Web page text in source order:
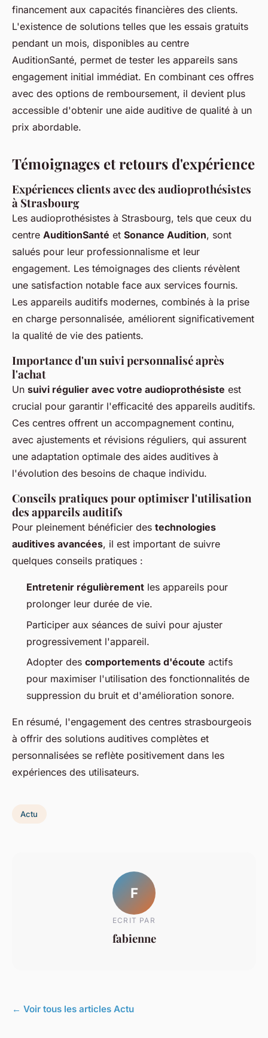
financement aux capacités financières des clients.
L'existence de solutions telles que les essais gratuits
pendant un mois, disponibles au centre
AuditionSanté, permet de tester les appareils sans
engagement initial immédiat. En combinant ces offres
avec des options de remboursement, il devient plus
accessible d'obtenir une aide auditive de qualité à un
prix abordable.
Témoignages et retours d'expérience
Expériences clients avec des audioprothésistes
à Strasbourg
Les audioprothésistes à Strasbourg, tels que ceux du
centre AuditionSanté et Sonance Audition, sont
salués pour leur professionnalisme et leur
engagement. Les témoignages des clients révèlent
une satisfaction notable face aux services fournis.
Les appareils auditifs modernes, combinés à la prise
en charge personnalisée, améliorent significativement
la qualité de vie des patients.
Importance d'un suivi personnalisé après
l'achat
Un suivi régulier avec votre audioprothésiste est
crucial pour garantir l'efficacité des appareils auditifs.
Ces centres offrent un accompagnement continu,
avec ajustements et révisions réguliers, qui assurent
une adaptation optimale des aides auditives à
l'évolution des besoins de chaque individu.
Conseils pratiques pour optimiser l'utilisation
des appareils auditifs
Pour pleinement bénéficier des technologies
auditives avancées, il est important de suivre
quelques conseils pratiques :
Entretenir régulièrement les appareils pour
prolonger leur durée de vie.
Participer aux séances de suivi pour ajuster
progressivement l'appareil.
Adopter des comportements d'écoute actifs
pour maximiser l'utilisation des fonctionnalités de
suppression du bruit et d'amélioration sonore.
En résumé, l'engagement des centres strasbourgeois
à offrir des solutions auditives complètes et
personnalisées se reflète positivement dans les
expériences des utilisateurs.
Actu
F
ECRIT PAR
fabienne
← Voir tous les articles Actu